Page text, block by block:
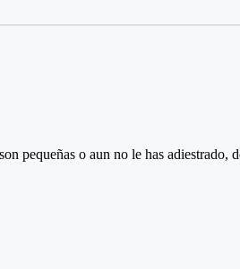
pequeñas o aun no le has adiestrado,